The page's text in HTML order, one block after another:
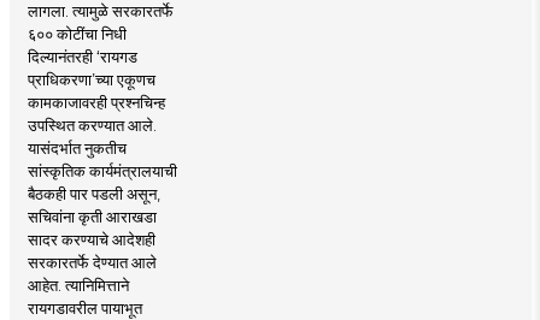
लागला. त्यामुळे सरकारतर्फे
६०० कोटींचा निधी
दिल्यानंतरही ‘रायगड
प्राधिकरणा’च्या एकूणच
कामकाजावरही प्रश्नचिन्ह
उपस्थित करण्यात आले.
यासंदर्भात नुकतीच
सांस्कृतिक कार्यमंत्रालयाची
बैठकही पार पडली असून,
सचिवांना कृती आराखडा
सादर करण्याचे आदेशही
सरकारतर्फे देण्यात आले
आहेत. त्यानिमित्ताने
रायगडावरील पायाभूत